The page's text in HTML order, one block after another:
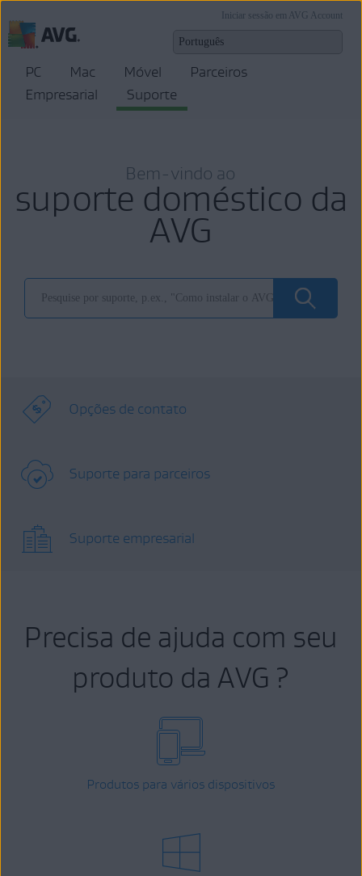
Iniciar sessão em AVG Account
PC Mac Móvel
Parceiros
Empresarial
Suporte
Bem-vindo ao
suporte doméstico da
AVG
Opções de contato
Suporte para parceiros
Suporte empresarial
Precisa de ajuda com seu
produto da AVG ?
Produtos para vários dispositivos